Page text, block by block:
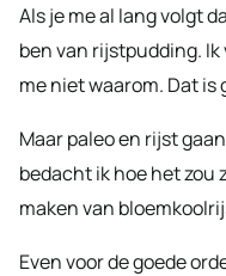
Als je me al lang volgt
ben van rijstpudding.
me niet waarom. Dat is
Maar paleo en rijst
bedacht ik hoe het zou
maken van
Even voor de goede